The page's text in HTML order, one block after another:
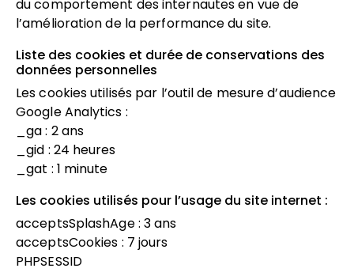
du comportement des internautes en vue de
l’amélioration de la performance du site.
Liste des cookies et durée de conservations des
données personnelles
Les cookies utilisés par l’outil de mesure d’audience
Google Analytics :
_ga : 2 ans
_gid : 24 heures
_gat : 1 minute
Les cookies utilisés pour l’usage du site internet :
acceptsSplashAge : 3 ans
acceptsCookies : 7 jours
PHPSESSID